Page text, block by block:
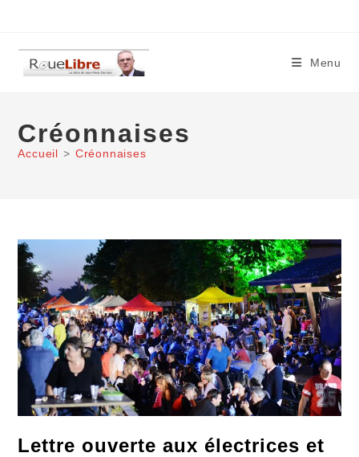
content
Menu
Créonnaises
Accueil > Créonnaises
Lettre ouverte aux électrices et